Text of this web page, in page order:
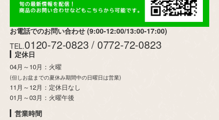
お電話でのお問い合わせ (9:00-12:00/13:00-17:00)
TEL.0120-72-0823 / 0772-72-0823
定休日
04月～10月：火曜
(但しお盆までの夏休み期間中の日曜日は営業)
11月～12月：定休日なし
01月～03月：火曜午後
営業時間